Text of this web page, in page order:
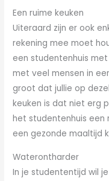
Een ruime keuken
Uiteraard zijn er ook
rekening mee moet
een studentenhuis
met veel mensen in
groot dat jullie op
keuken is dat niet erg
het studentenhuis een
een gezonde maaltijd
Waterontharder
In je studententijd wil